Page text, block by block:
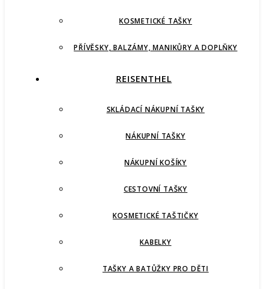
KOSMETICKÉ TAŠKY
PŘÍVĚSKY, BALZÁMY, MANIKŮRY A DOPLŇKY
REISENTHEL
SKLÁDACÍ NÁKUPNÍ TAŠKY
NÁKUPNÍ TAŠKY
NÁKUPNÍ KOŠÍKY
CESTOVNÍ TAŠKY
KOSMETICKÉ TAŠTIČKY
KABELKY
TAŠKY A BATŮŽKY PRO DĚTI